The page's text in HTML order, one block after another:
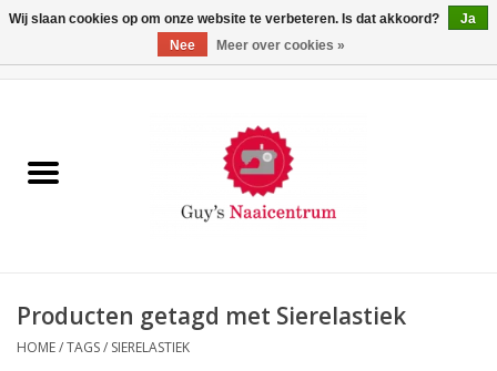
Machines
Paspoppen
Producten getagd met Sierelastiek
HOME/TAGS/ SIERELASTIEK
Wij slaan cookies op om onze website te verbeteren. Is dat akkoord?
Ja
Nee
Meer over cookies »